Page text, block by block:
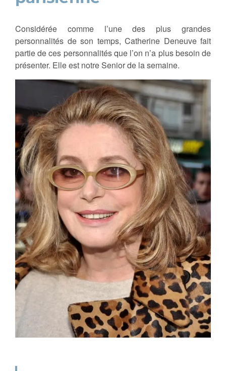
Considérée comme l’une des plus grandes
personnalités de son temps, Catherine Deneuve fait
partie de ces personnalités que l’on n’a plus besoin de
présenter. Elle est notre Senior de la semaine.